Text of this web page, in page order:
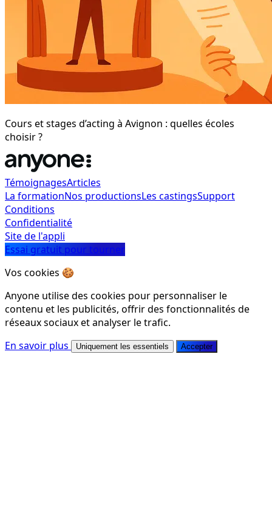
Cours et stages d’acting à Avignon : quelles écoles
choisir ?
TémoignagesArticles
La formationNos productionsLes castingsSupport
Conditions
Confidentialité
Site de l'appli
Essai gratuit pour tourner
Vos cookies 🍪
Anyone utilise des cookies pour personnaliser le
contenu et les publicités, offrir des fonctionnalités de
réseaux sociaux et analyser le trafic.
En savoir plus
Uniquement les essentiels Accepter